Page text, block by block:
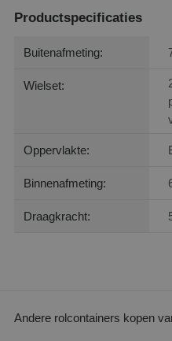
Productspecificaties
Buitenafmeting:
Wielset:
Oppervlakte:
Binnenafmeting:
Draagkracht:
Andere rolcontainers kopen